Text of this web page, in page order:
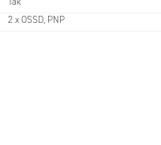
2 x OSSD, PNP